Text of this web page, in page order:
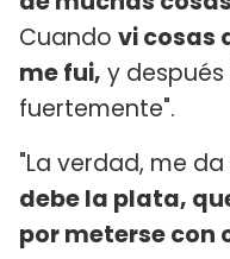
Cuando vi cosas
me fui, y
fuertemente".
"La verdad, me
debe la plata,
por meterse con